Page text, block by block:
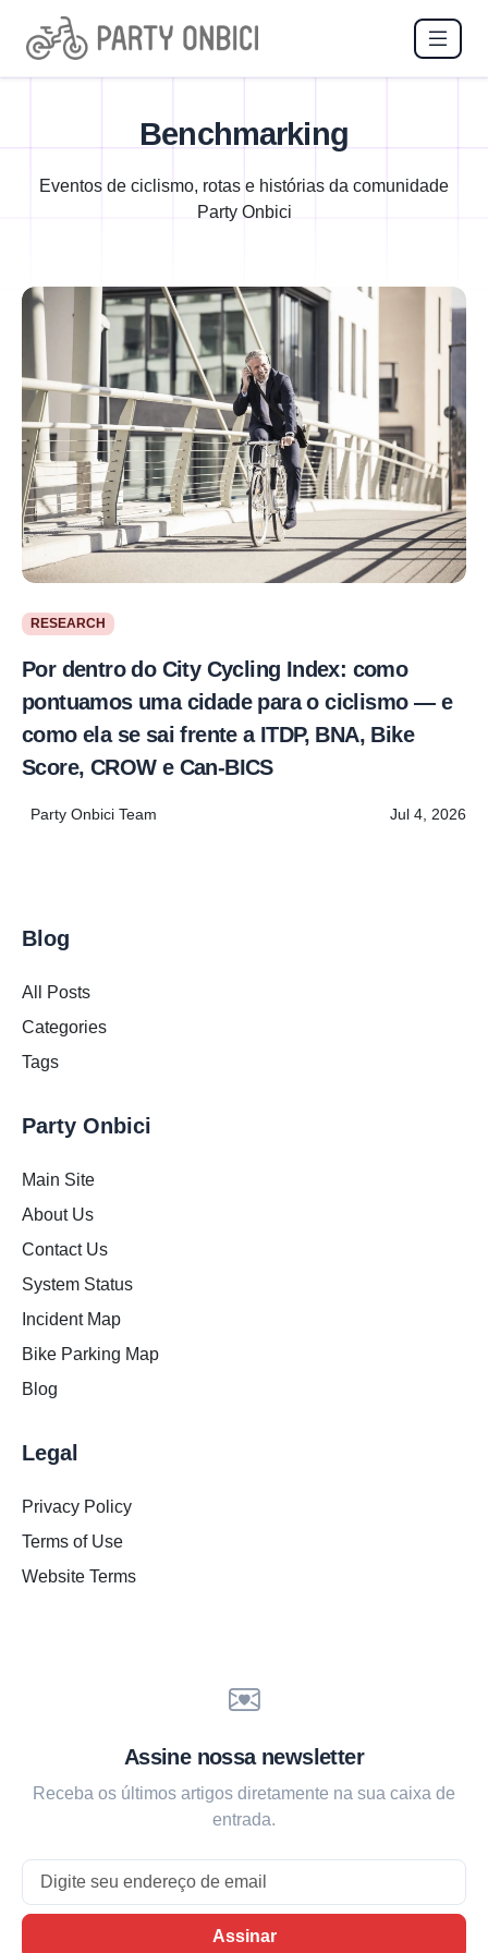
Benchmarking
Eventos de ciclismo, rotas e histórias da comunidade
Party Onbici
RESEARCH
Por dentro do City Cycling Index: como
pontuamos uma cidade para o ciclismo — e
como ela se sai frente a ITDP, BNA, Bike
Score, CROW e Can-BICS
Party Onbici Team Jul 4, 2026
Blog
All Posts
Categories
Tags
Party Onbici
Main Site
About Us
Contact Us
System Status
Incident Map
Bike Parking Map
Blog
Legal
Privacy Policy
Terms of Use
Website Terms
Assine nossa newsletter
Receba os últimos artigos diretamente na sua caixa de
entrada.
Email
Assinar